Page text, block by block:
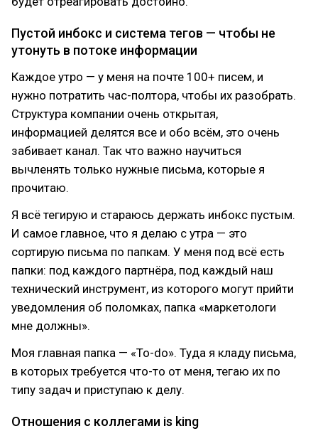
Пустой инбокс и система тегов — чтобы не
утонуть в потоке информации
Каждое утро — у меня на почте 100+ писем, и
нужно потратить час-полтора, чтобы их разобрать.
Структура компании очень открытая,
информацией делятся все и обо всём, это очень
забивает канал. Так что важно научиться
вычленять только нужные письма, которые я
прочитаю.
Я всё тегирую и стараюсь держать инбокс пустым.
И самое главное, что я делаю с утра — это
сортирую письма по папкам. У меня под всё есть
папки: под каждого партнёра, под каждый наш
технический инструмент, из которого могут прийти
уведомления об поломках, папка «маркетологи
мне должны».
Моя главная папка — «To-do». Туда я кладу письма,
в которых требуется что-то от меня, тегаю их по
типу задач и приступаю к делу.
Отношения с коллегами is king